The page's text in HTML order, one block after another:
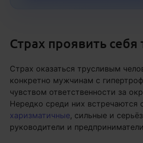
Страх проявить себя
Страх оказаться трусливым
конкретно мужчинам с
чувством ответственности за
Нередко среди них встречаются
харизматичные, сильные и
руководители и